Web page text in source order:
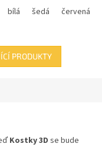
bílá šedá červená
PRODUKTY
Kostky 3D se bude